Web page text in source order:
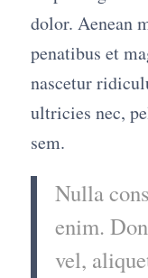
dolor. Aenean
penatibus et
nascetur
ultricies nec,
sem.
Nulla
enim.
vel,